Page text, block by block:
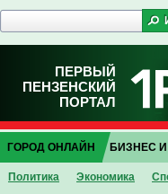
ПЕРВЫЙ
ПЕНЗЕНСКИЙ
ПОРТАЛ
ГОРОД ОНЛАЙН
Политика Экономика
БИЗНЕС